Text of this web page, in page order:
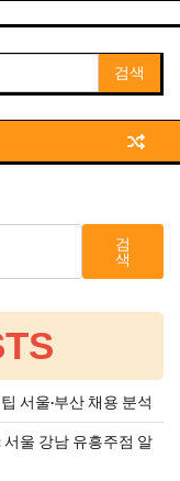
검
색
서울·부산 채용 분석
울 강남 유흥주점 알